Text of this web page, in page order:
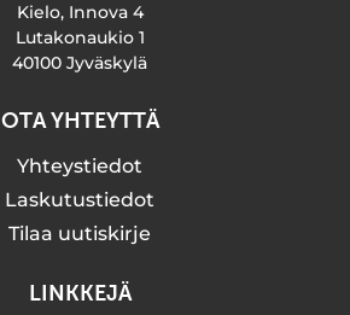
Kielo, Innova 4
Lutakonaukio 1
40100 Jyväskylä
OTA YHTEYTTÄ
Yhteystiedot
Laskutustiedot
Tilaa uutiskirje
LINKKEJÄ